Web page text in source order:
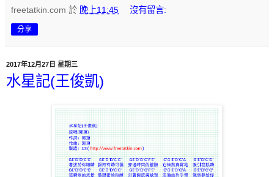
freetatkin.com 於 晚上11:45 沒有留言:
分享
2017年12月27日 星期三
水星記(王俊凱)